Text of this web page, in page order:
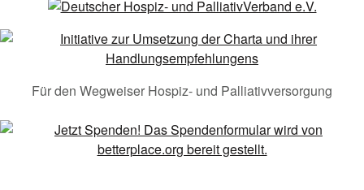
Für den Wegweiser Hospiz- und Palliativversorgung